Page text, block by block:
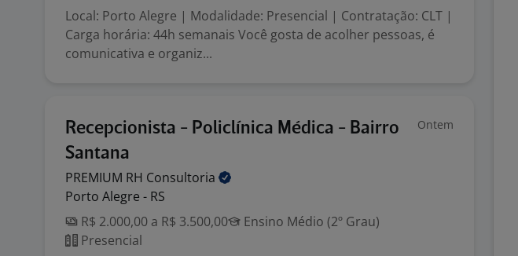
Local: Porto Alegre | Modalidade: Presencial | Contratação: CLT |
Carga horária: 44h semanais Você gosta de acolher pessoas, é
comunicativa e organiz...
Recepcionista - Policlínica Médica - Bairro
Santana
Ontem
PREMIUM RH Consultoria
Porto Alegre - RS
R$ 2.000,00 a R$ 3.500,00
Ensino Médio (2º Grau)
Presencial